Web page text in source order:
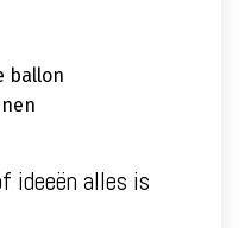
ballon
ideeën alles is